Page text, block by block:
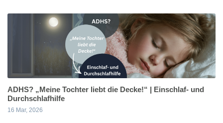
ADHS? „Meine Tochter liebt die Decke!“ | Einschlaf- und
Durchschlafhilfe
16 Mar, 2026